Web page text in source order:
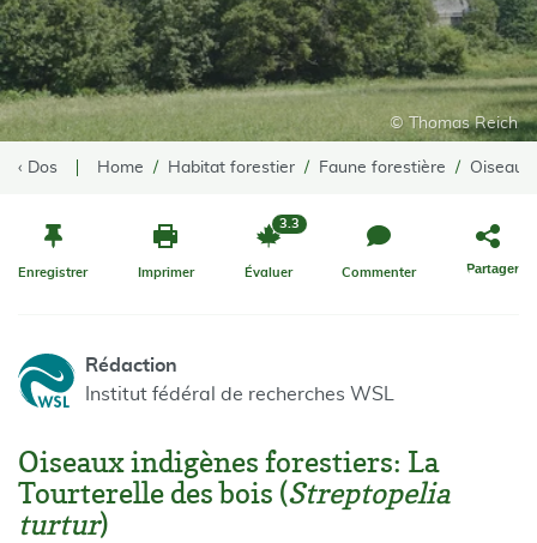
© Thomas Reich
‹ Dos Home Habitat forestier Faune forestière Oiseaux
Enregistrer Imprimer Évaluer
3.3
Commenter Partager
Rédaction
Institut fédéral de recherches WSL
Oiseaux indigènes forestiers: La
Tourterelle des bois (Streptopelia
turtur)